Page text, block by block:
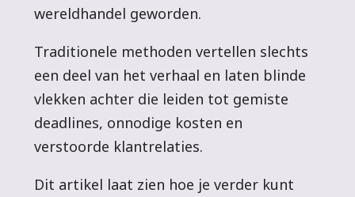
wereldhandel geworden.
Traditionele methoden vertellen slechts
een deel van het verhaal en laten blinde
vlekken achter die leiden tot gemiste
deadlines, onnodige kosten en
verstoorde klantrelaties.
Dit artikel laat zien hoe je verder kunt